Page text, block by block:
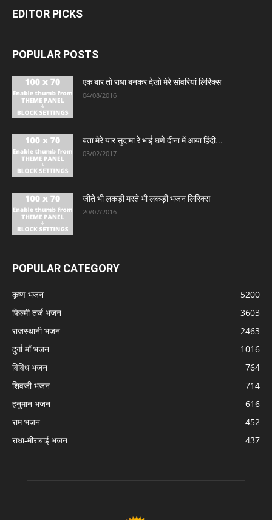
EDITOR PICKS
POPULAR POSTS
एक बार तो राधा बनकर देखो मेरे सांवरियां लिरिक्स
04/08/2016
बता मेरे यार सुदामा रे भाई घणे दीना में आया हिंदी...
03/02/2017
जीते भी लकड़ी मरते भी लकड़ी भजन लिरिक्स
20/07/2016
POPULAR CATEGORY
कृष्ण भजन
5200
फिल्मी तर्ज भजन
3603
राजस्थानी भजन
2463
दुर्गा माँ भजन
1016
विविध भजन
764
शिवजी भजन
714
हनुमान भजन
616
राम भजन
452
राधा-मीराबाई भजन
437